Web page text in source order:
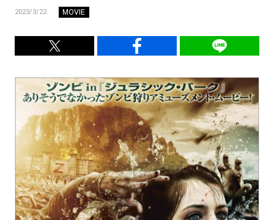
2023/3/22 MOVIE